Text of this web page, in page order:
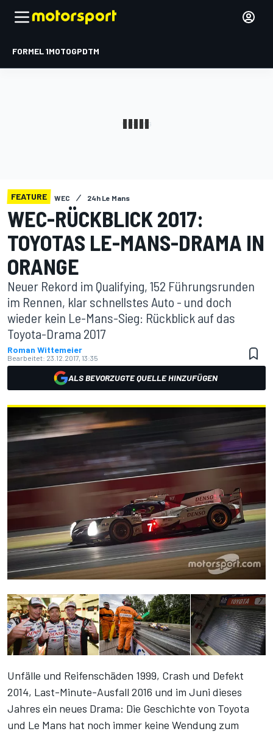
FORMEL 1MOTOGPDTM
FEATURE WEC 24h Le Mans
WEC-RÜCKBLICK 2017:
TOYOTAS LE-MANS-DRAMA IN
ORANGE
Neuer Rekord im Qualifying, 152 Führungsrunden
im Rennen, klar schnellstes Auto - und doch
wieder kein Le-Mans-Sieg: Rückblick auf das
Toyota-Drama 2017
Roman Wittemeier
Bearbeitet: 23.12.2017, 13:35
ALS BEVORZUGTE QUELLE HINZUFÜGEN
Unfälle und Reifenschäden 1999, Crash und Defekt
2014, Last-Minute-Ausfall 2016 und im Juni dieses
Jahres ein neues Drama: Die Geschichte von Toyota
und Le Mans hat noch immer keine Wendung zum